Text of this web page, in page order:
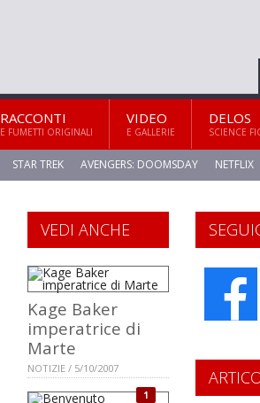
RACCONTI
E FUMETTI ORIGINALI
VIDEO
E GALLERIE
DELOS
SCIENCE
STAR TREK AVENGERS: DOOMSDAY NETFLIX
VEDI ANCHE
Kage Baker
imperatrice di
Marte
NOTIZIE / 5/10/2007
1